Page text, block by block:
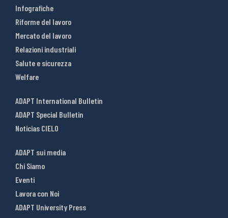
Infografiche
Riforme del lavoro
Mercato del lavoro
Relazioni industriali
Salute e sicurezza
Welfare
ADAPT International Bulletin
ADAPT Special Bulletin
Noticias CIELO
ADAPT sui media
Chi Siamo
Eventi
Lavora con Noi
ADAPT University Press